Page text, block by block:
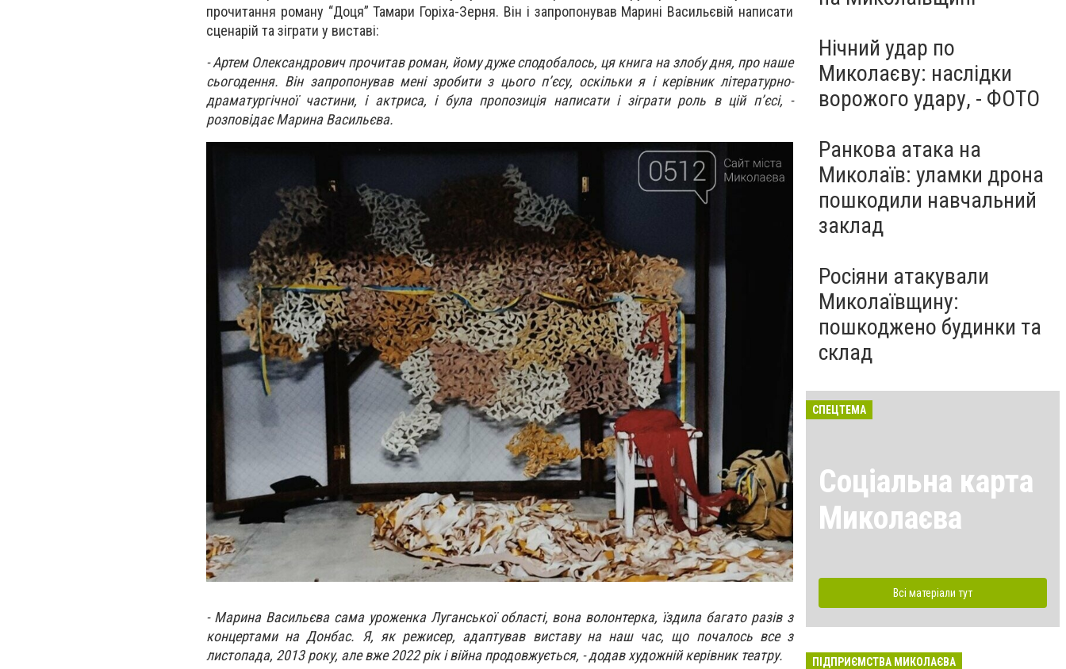
прочитання роману “Доця” Тамари Горіха-Зерня. Він і запропонував Марині Васильєвій написати
сценарій та зіграти у виставі:
- Артем Олександрович прочитав роман, йому дуже сподобалось, ця книга на злобу дня, про наше
сьогодення. Він запропонував мені зробити з цього п’єсу, оскільки я і керівник літературно-
драматургічної частини, і актриса, і була пропозиція написати і зіграти роль в цій п’єсі, -
розповідає Марина Васильєва.
- Марина Васильєва сама уроженка Луганської області, вона волонтерка, їздила багато разів з
концертами на Донбас. Я, як режисер, адаптував виставу на наш час, що почалось все з
листопада, 2013 року, але вже 2022 рік і війна продовжується, - додав художній керівник театру.
Нічний удар по
Миколаєву: наслідки
ворожого удару, - ФОТО
Ранкова атака на
Миколаїв: уламки дрона
пошкодили навчальний
заклад
Росіяни атакували
Миколаївщину:
пошкоджено будинки та
склад
СПЕЦТЕМА
Соціальна карта
Миколаєва
Всі матеріали тут
ПІДПРИЄМСТВА МИКОЛАЄВА